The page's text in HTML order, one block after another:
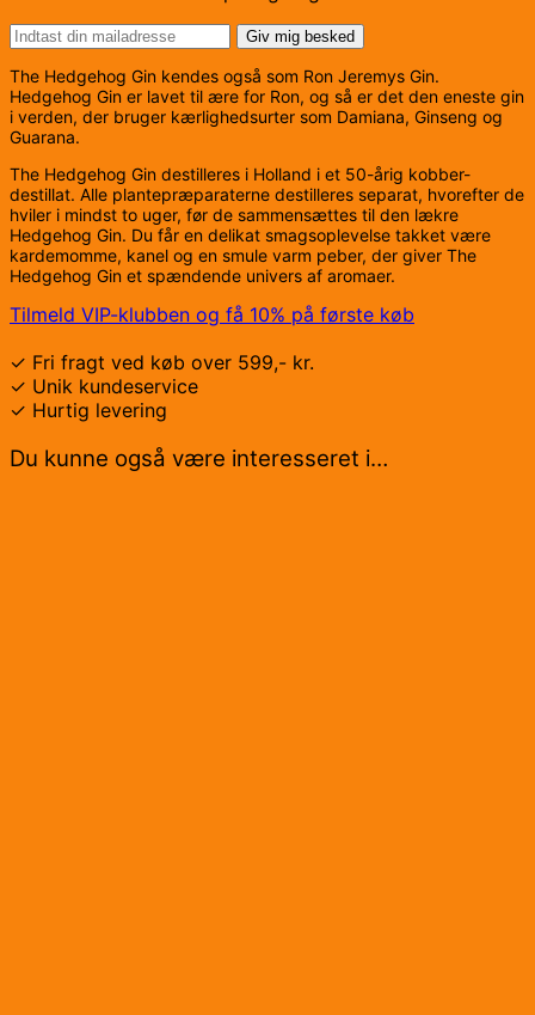
Giv mig besked
The Hedgehog Gin kendes også som Ron Jeremys Gin.
Hedgehog Gin er lavet til ære for Ron, og så er det den eneste gin
i verden, der bruger kærlighedsurter som Damiana, Ginseng og
Guarana.
The Hedgehog Gin destilleres i Holland i et 50-årig kobber-
destillat. Alle plantepræparaterne destilleres separat, hvorefter de
hviler i mindst to uger, før de sammensættes til den lækre
Hedgehog Gin. Du får en delikat smagsoplevelse takket være
kardemomme, kanel og en smule varm peber, der giver The
Hedgehog Gin et spændende univers af aromaer.
Tilmeld VIP-klubben og få 10% på første køb
✓ Fri fragt ved køb over 599,- kr.
✓ Unik kundeservice
✓ Hurtig levering
Du kunne også være interesseret i…